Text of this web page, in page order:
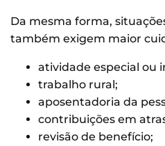
Da mesma forma,
também exigem maior
atividade especial ou
trabalho rural;
aposentadoria da
contribuições em
revisão de benefício;